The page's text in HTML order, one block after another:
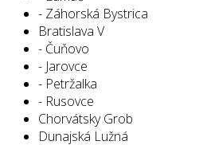
- Záhorská Bystrica
Bratislava V
- Čuňovo
- Jarovce
- Petržalka
- Rusovce
Chorvátsky Grob
Dunajská Lužná